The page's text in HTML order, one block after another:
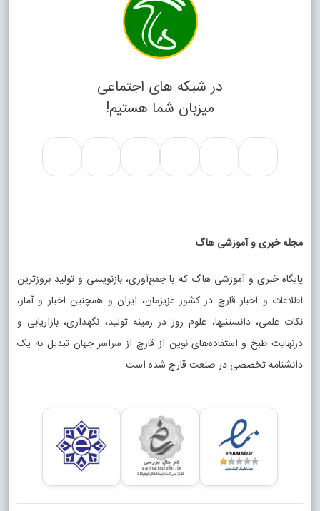
در شبکه های اجتماعی
میزبان شما هستیم!
مجله خبری و آموزشی هاگ
پایگاه خبری و آموزشی هاگ که با جمع‌آوری، بازنویسی و تولید بروزترین
اطلاعات و اخبار قارچ در کشور عزیزمان، ایران و همچنین اخبار و آمار،
نکات علمی، دانستنیها، علوم روز در زمینه تولید، نگهداری، بازاریابی و
درنهایت طبخ و استفاده‌های نوین از قارچ از سراسر جهان تبدیل به یک
دانشنامه تخصصی در صنعت قارچ شده است.